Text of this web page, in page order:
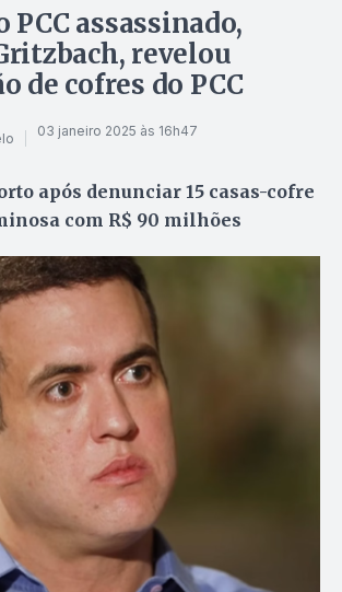
PCC assassinado,
revelou
de cofres do PCC
03 janeiro 2025 às 16h47
após denunciar 15 casas-cofre
com R$ 90 milhões